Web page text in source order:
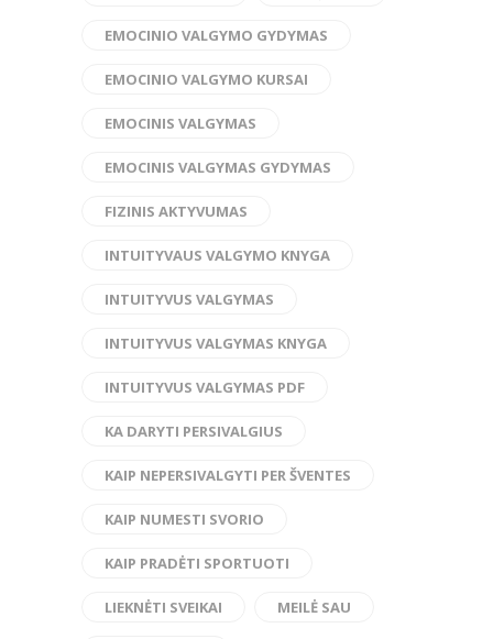
EMOCINIO VALGYMO GYDYMAS
EMOCINIO VALGYMO KURSAI
EMOCINIS VALGYMAS
EMOCINIS VALGYMAS GYDYMAS
FIZINIS AKTYVUMAS
INTUITYVAUS VALGYMO KNYGA
INTUITYVUS VALGYMAS
INTUITYVUS VALGYMAS KNYGA
INTUITYVUS VALGYMAS PDF
KA DARYTI PERSIVALGIUS
KAIP NEPERSIVALGYTI PER ŠVENTES
KAIP NUMESTI SVORIO
KAIP PRADĖTI SPORTUOTI
LIEKNĖTI SVEIKAI MEILĖ SAU